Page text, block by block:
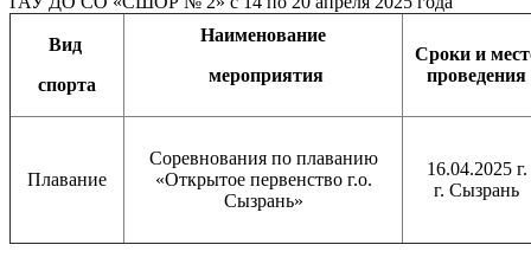
Вид
спорта
Наименование
мероприятия
Сроки и
проведения
Плавание
Соревнования по плаванию
«Открытое первенство г.о.
Сызрань»
16.04.2025 г.
г. Сызрань